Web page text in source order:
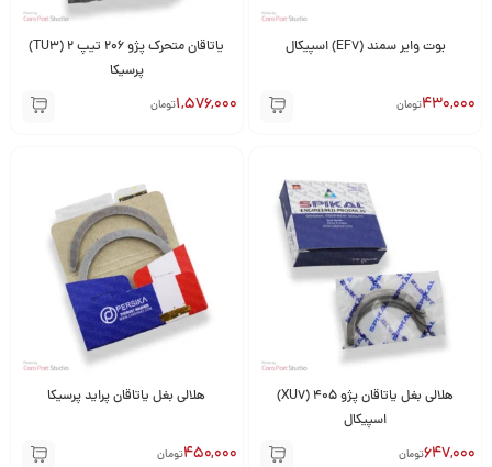
بوت وایر سمند (EF7) اسپیکال
430,000تومان
یاتاقان متحرک پژو 206 تیپ 2 (TU3)
پرسیکا
1,576,000تومان
هلالی بغل یاتاقان پژو 405 (XU7)
اسپیکال
647,000تومان
هلالی بغل یاتاقان پراید پرسیکا
450,000تومان